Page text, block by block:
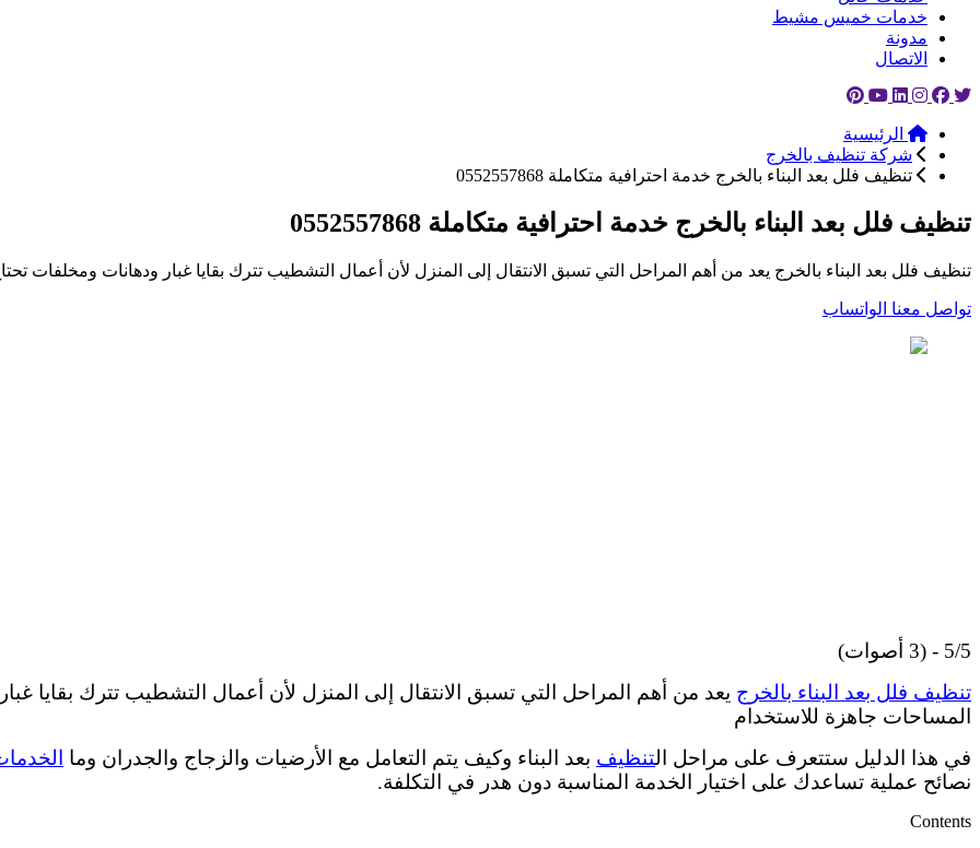
خدمات خميس مشيط
مدونة
الاتصال
الرئيسية
شركة تنظيف بالخرج
تنظيف فلل بعد البناء بالخرج خدمة احترافية متكاملة 0552557868
تنظيف فلل بعد البناء بالخرج خدمة احترافية متكاملة 0552557868
تنظيف فلل بعد البناء بالخرج يعد من أهم المراحل التي تسبق الانتقال إلى المنزل لأن أعمال التشطيب تترك بقايا غبار ودهانات ومخلفات
تواصل معنا الواتساب
5/5 - (3 أصوات)
تنظيف فلل بعد البناء بالخرج يعد من أهم المراحل التي تسبق الانتقال إلى المنزل لأن أعمال التشطيب تترك بقايا
المساحات جاهزة للاستخدام
في هذا الدليل ستتعرف على مراحل التنظيف بعد البناء وكيف يتم التعامل مع الأرضيات والزجاج والجدران وما
نصائح عملية تساعدك على اختيار الخدمة المناسبة دون هدر في التكلفة.
Contents